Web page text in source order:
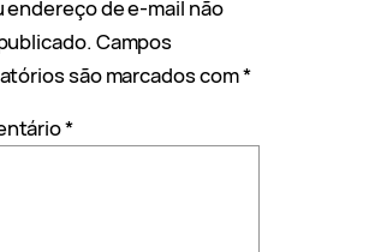
endereço de e-mail não
Campos
são marcados com*
*